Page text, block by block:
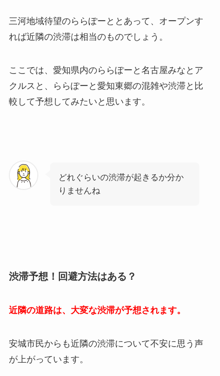
三河地域待望のららぽーととあって、オープンす
れば近隣の渋滞は相当のものでしょう。
ここでは、愛知県内のららぽーと名古屋みなとア
クルスと、ららぽーと愛知東郷の混雑や渋滞と比
較して予想してみたいと思います。
どれぐらいの渋滞が起きるか分か
りませんね
渋滞予想！回避方法はある？
近隣の道路は、大変な渋滞が予想されます。
安城市民からも近隣の渋滞について不安に思う声
が上がっています。